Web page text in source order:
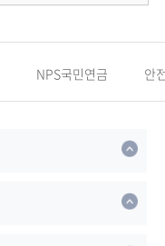
NPS국민연금 안